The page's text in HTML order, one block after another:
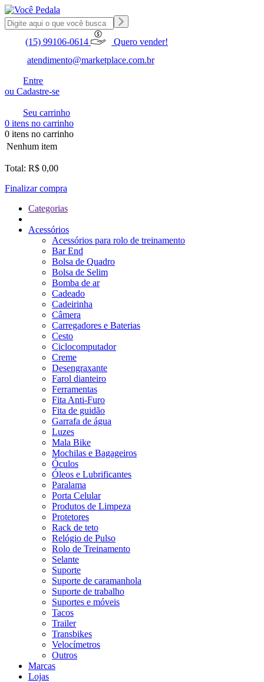
(15) 99106-0614
Quero vender!
atendimento@marketplace.com.br
Entre
ou Cadastre-se
Seu carrinho
0 itens no carrinho
0 itens no carrinho
Nenhum item
Total: R$ 0,00
Finalizar compra
Categorias
Acessórios
Acessórios para rolo de treinamento
Bar End
Bolsa de Quadro
Bolsa de Selim
Bomba de ar
Cadeado
Cadeirinha
Câmera
Carregadores e Baterias
Cesto
Ciclocomputador
Creme
Desengraxante
Farol dianteiro
Ferramentas
Fita Anti-Furo
Fita de guidão
Garrafa de água
Luzes
Mala Bike
Mochilas e Bagageiros
Óculos
Óleos e Lubrificantes
Paralama
Porta Celular
Produtos de Limpeza
Protetores
Rack de teto
Relógio de Pulso
Rolo de Treinamento
Selante
Suporte
Suporte de caramanhola
Suporte de trabalho
Suportes e móveis
Tacos
Trailer
Transbikes
Velocímetros
Outros
Marcas
Lojas